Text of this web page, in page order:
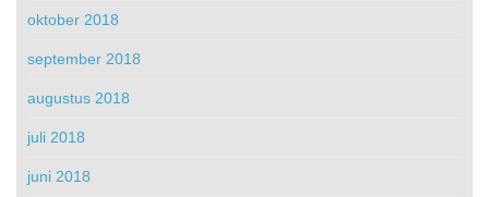
oktober 2018
september 2018
augustus 2018
juli 2018
juni 2018